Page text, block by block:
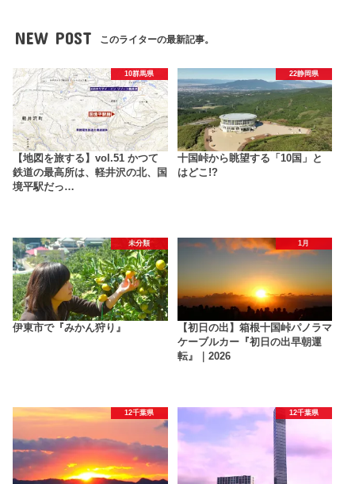
NEW POST このライターの最新記事。
10群馬県
【地図を旅する】vol.51 かつて
鉄道の最高所は、軽井沢の北、国
境平駅だっ…
22静岡県
十国峠から眺望する「10国」と
はどこ!?
未分類
伊東市で『みかん狩り』
1月
【初日の出】箱根十国峠パノラマ
ケーブルカー『初日の出早朝運
転』｜2026
12千葉県 12千葉県